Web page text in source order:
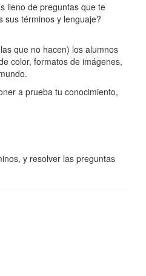
lleno de preguntas que te
sus términos y lenguaje?
que no hacen) los alumnos
color, formatos de imágenes,
a prueba tu conocimiento,
y resolver las preguntas